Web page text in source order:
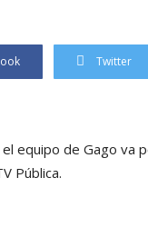
Twitter
el equipo de Gago va
Pública.